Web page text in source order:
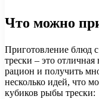
Что можно
Приготовление блюд
трески – это отличная
рацион и получить
несколько идей, что
кубиков рыбы трески: